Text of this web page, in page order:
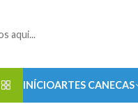
INÍCIOARTES CANECAS